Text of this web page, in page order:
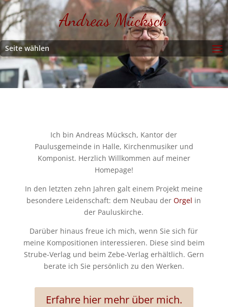
Seite wählen
Ich bin Andreas Mücksch, Kantor der
Paulusgemeinde in Halle, Kirchenmusiker und
Komponist. Herzlich Willkommen auf meiner
Homepage!
In den letzten zehn Jahren galt einem Projekt meine
besondere Leidenschaft: dem Neubau derOrgel in
der Pauluskirche.
Darüber hinaus freue ich mich, wenn Sie sich für
meine Kompositionen interessieren. Diese sind beim
Strube-Verlag und beim Zebe-Verlag erhältlich. Gern
berate ich Sie persönlich zu den Werken.
Erfahre hier mehr über mich.